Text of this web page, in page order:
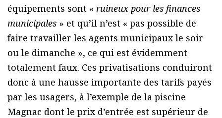
équipements sont « ruineux pour les finances
municipales » et qu’il n’est « pas possible de
faire travailler les agents municipaux le soir
ou le dimanche », ce qui est évidemment
totalement faux. Ces privatisations conduiront
donc à une hausse importante des tarifs payés
par les usagers, à l’exemple de la piscine
Magnac dont le prix d’entrée est supérieur de